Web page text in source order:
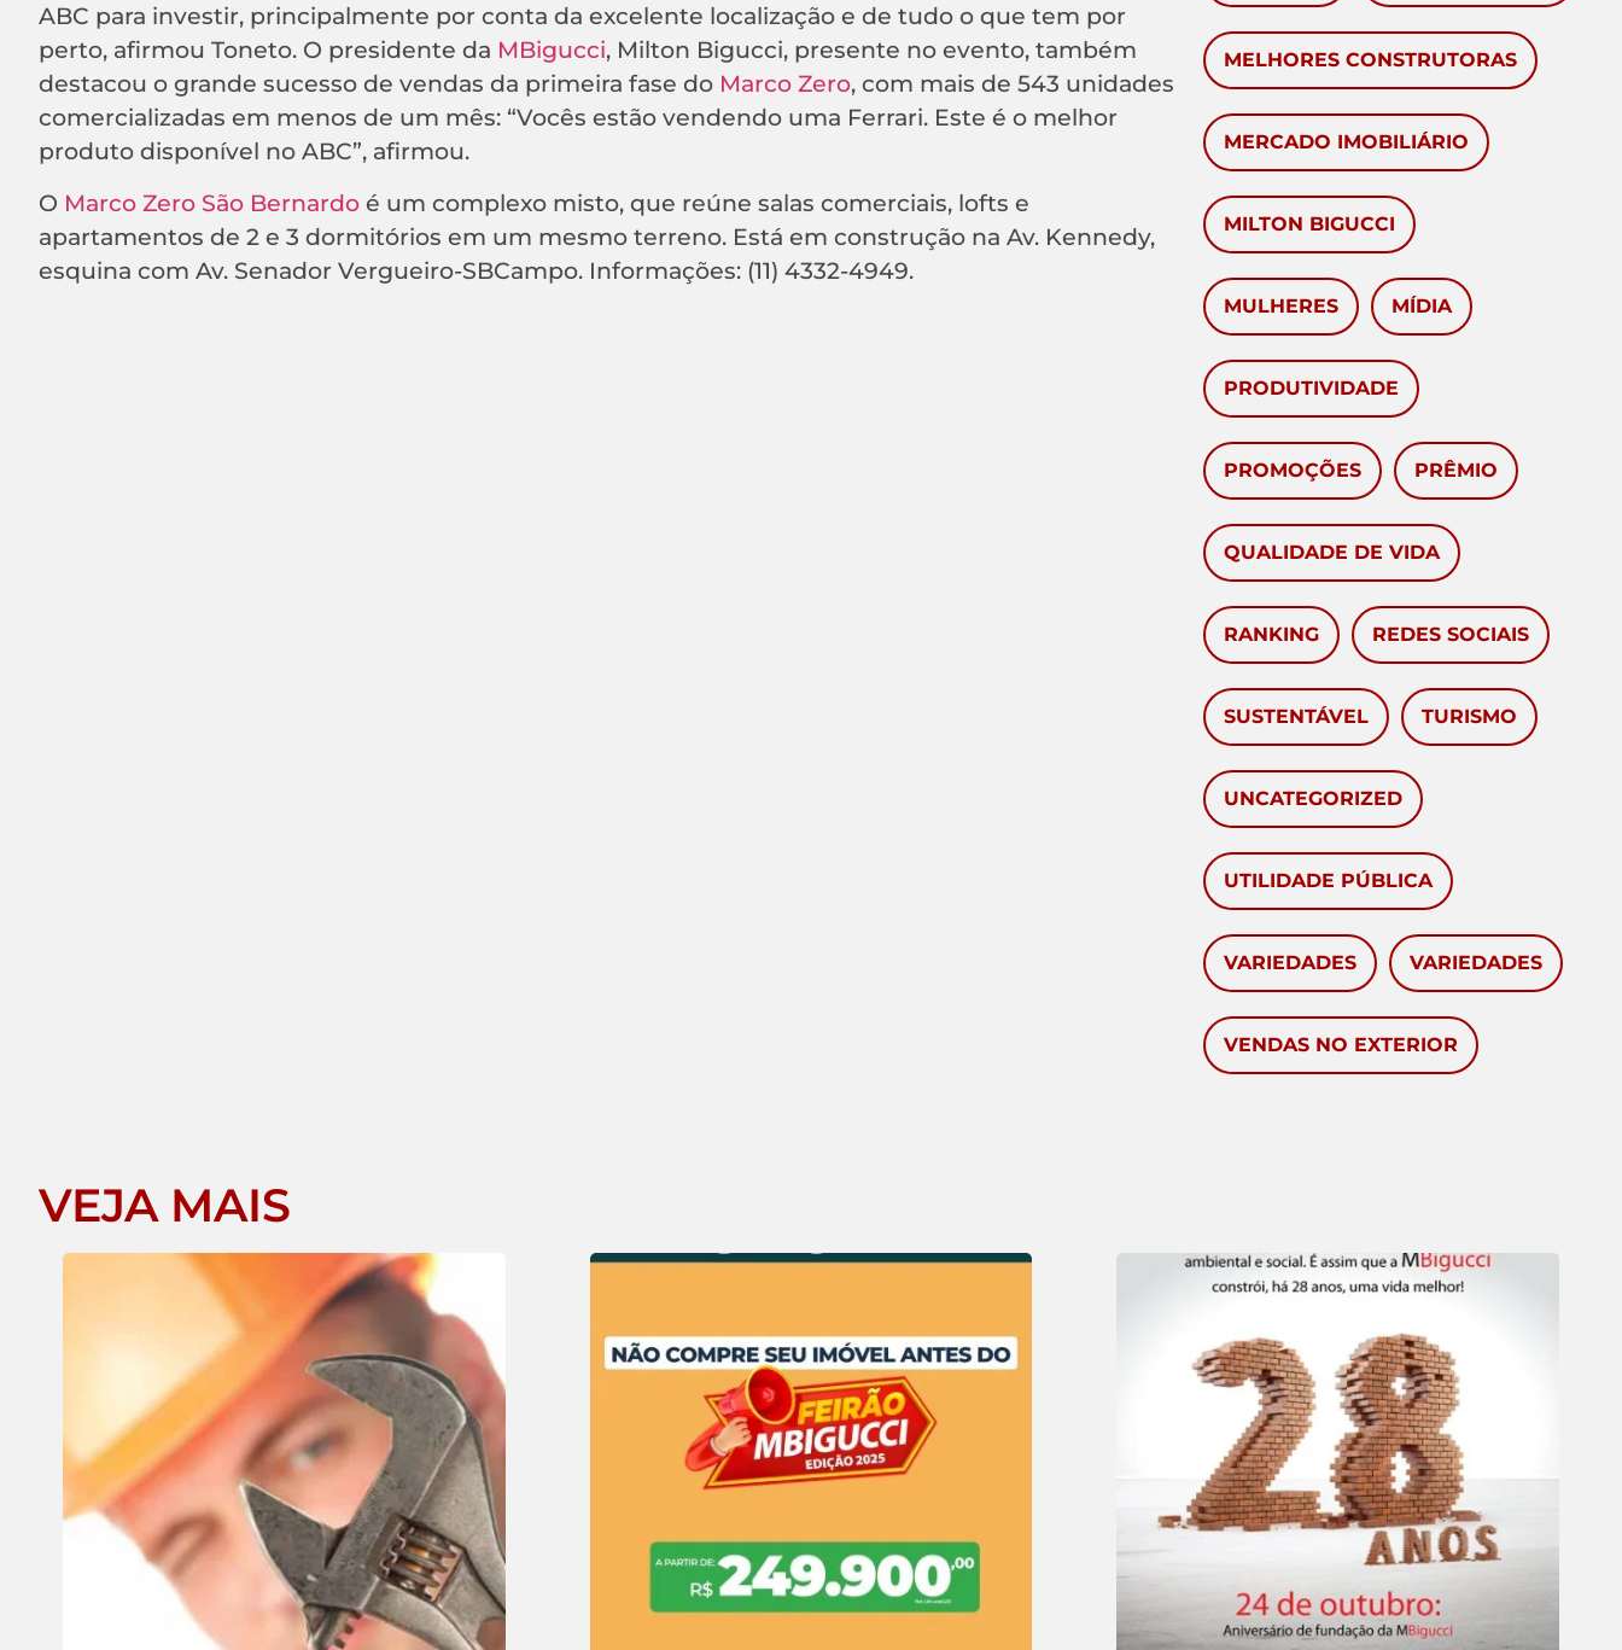
ABC para investir, principalmente por conta da excelente localização e de tudo o que tem por
perto, afirmou Toneto. O presidente da MBigucci, Milton Bigucci, presente no evento, também
destacou o grande sucesso de vendas da primeira fase do Marco Zero, com mais de 543 unidades
comercializadas em menos de um mês: “Vocês estão vendendo uma Ferrari. Este é o melhor
produto disponível no ABC”, afirmou.
O Marco Zero São Bernardo é um complexo misto, que reúne salas comerciais, lofts e
apartamentos de 2 e 3 dormitórios em um mesmo terreno. Está em construção na Av. Kennedy,
esquina com Av. Senador Vergueiro-SBCampo. Informações: (11) 4332-4949.
MELHORES CONSTRUTORAS
MERCADO IMOBILIÁRIO
MILTON BIGUCCI
MULHERES MÍDIA
PRODUTIVIDADE
PROMOÇÕES PRÊMIO
QUALIDADE DE VIDA
RANKING REDES SOCIAIS
SUSTENTÁVEL TURISMO
UNCATEGORIZED
UTILIDADE PÚBLICA
VARIEDADES VARIEDADES
VENDAS NO EXTERIOR
VEJA MAIS